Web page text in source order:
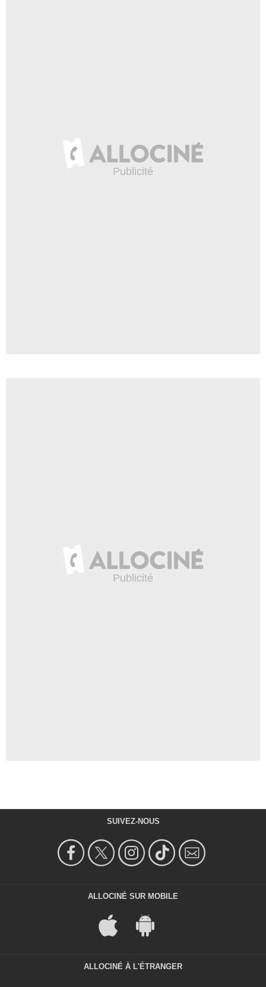
SUIVEZ-NOUS
ALLOCINÉ SUR MOBILE
ALLOCINÉ À L'ÉTRANGER